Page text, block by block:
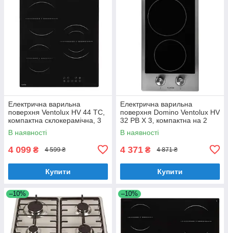
Електрична варильна
поверхня Ventolux HV 44 TC,
компактна склокерамічна, 3
конфорки, шириною 45 см
В наявності
4 099 ₴ 4 599 ₴
Купити
Електрична варильна
поверхня Domino Ventolux HV
32 PB X 3, компактна на 2
конфорки
В наявності
4 371 ₴ 4 871 ₴
Купити
–10% –10%